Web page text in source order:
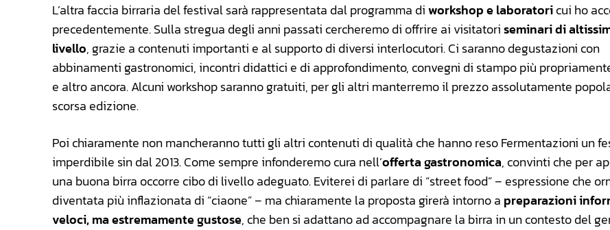
L’altra faccia birraria del festival sarà rappresentata dal programma diworkshop e laboratoricui ho
precedentemente. Sulla stregua degli anni passati cercheremo di offrire ai visitatoriseminari di
livello, grazie a contenuti importanti e al supporto di diversi interlocutori. Ci saranno degustazioni con
abbinamenti gastronomici, incontri didattici e di approfondimento, convegni di stampo più
e altro ancora. Alcuni workshop saranno gratuiti, per gli altri manterremo il prezzo assolutamente
scorsa edizione.
Poi chiaramente non mancheranno tutti gli altri contenuti di qualità che hanno reso Fermentazioni un
imperdibile sin dal 2013. Come sempre infonderemo cura nell’offerta gastronomica, convinti che per
una buona birra occorre cibo di livello adeguato. Eviterei di parlare di “street food” – espressione che
diventata più inflazionata di “ciaone” – ma chiaramente la proposta girerà intorno a preparazioni
veloci, ma estremamente gustose, che ben si adattano ad accompagnare la birra in un contesto del